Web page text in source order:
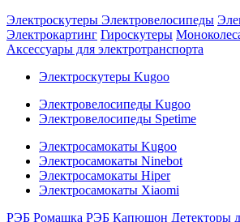
Электроскутеры Электровелосипеды
Электрокартинг Гироскутеры
Аксессуары для электротранспорта
Электроскутеры Kugoo
Электровелосипеды Kugoo
Электровелосипеды Spetime
Электросамокаты Kugoo
Электросамокаты Ninebot
Электросамокаты Hiper
Электросамокаты Xiaomi
РЭБ Ромашка РЭБ Капюшон Детекторы